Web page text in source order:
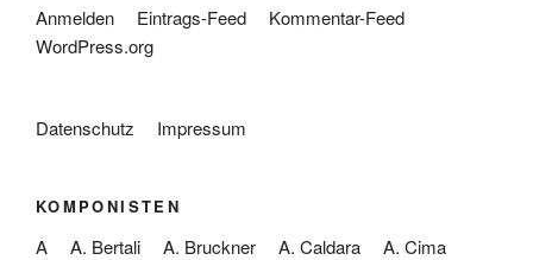
Anmelden Eintrags-Feed
Kommentar-Feed
WordPress.org
Datenschutz Impressum
KOMPONISTEN
A A. Bertali A. Bruckner A. Caldara
A. Cima